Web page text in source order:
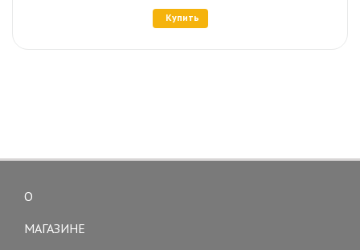
Купить
О
МАГАЗИНЕ